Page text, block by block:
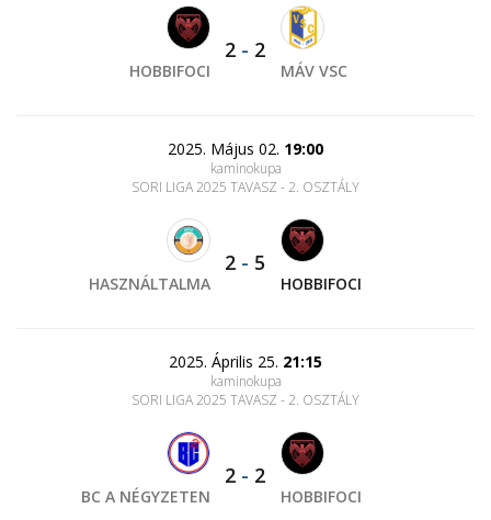
HOBBIFOCI
2 - 2
MÁV VSC
2025. Május 02. 19:00
kaminokupa
SORI LIGA 2025 TAVASZ - 2. OSZTÁLY
HASZNÁLTALMA
2 - 5
HOBBIFOCI
2025. Április 25. 21:15
kaminokupa
SORI LIGA 2025 TAVASZ - 2. OSZTÁLY
BC A NÉGYZETEN
2 - 2
HOBBIFOCI